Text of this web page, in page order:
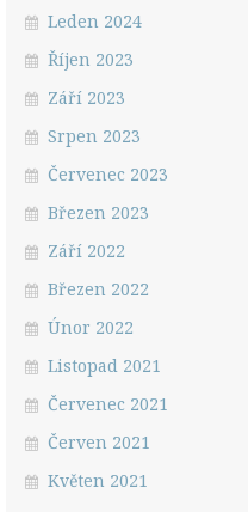
Leden 2024
Říjen 2023
Září 2023
Srpen 2023
Červenec 2023
Březen 2023
Září 2022
Březen 2022
Únor 2022
Listopad 2021
Červenec 2021
Červen 2021
Květen 2021